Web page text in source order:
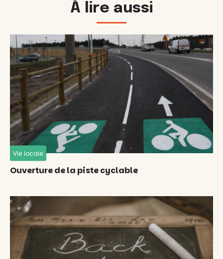
À lire aussi
Vie locale
Ouverture de la piste cyclable